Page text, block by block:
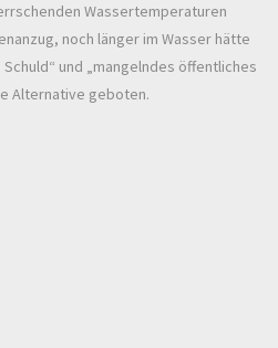
Wassertemperaturen
noch länger im Wasser hätte
und „mangelndes öffentliches
Alternative geboten.